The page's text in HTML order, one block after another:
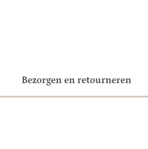
Bezorgen en retourneren